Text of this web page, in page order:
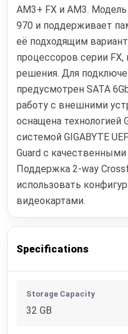
AM3+ FX и AM3.
970 и поддерживает
её подходящим
процессоров серии
решения. Для
предусмотрен SATA
работу с внешними
оснащена технологией
системой GIGABYTE
Guard с
Поддержка 2-way
использовать
видеокартами.
Specifications
Storage Capacity
32 GB